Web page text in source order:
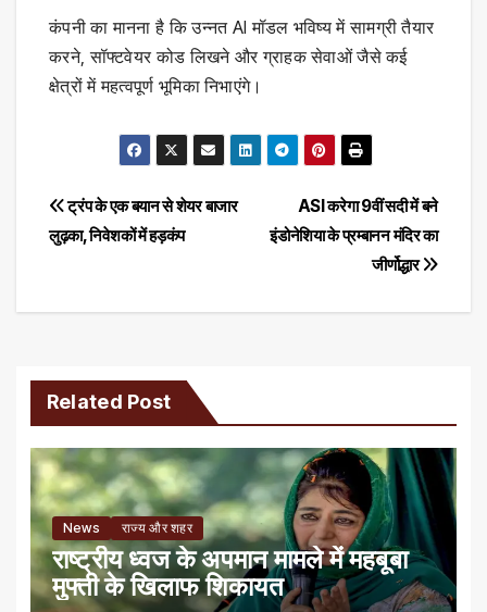
कंपनी का मानना है कि उन्नत AI मॉडल भविष्य में सामग्री तैयार
करने, सॉफ्टवेयर कोड लिखने और ग्राहक सेवाओं जैसे कई
क्षेत्रों में महत्वपूर्ण भूमिका निभाएंगे।
Post
navigation
ASI करेगा 9वीं सदी में बने
इंडोनेशिया के प्रम्बानन मंदिर का
जीर्णोद्धार
ट्रंप के एक बयान से शेयर बाजार
लुढ़का, निवेशकों में हड़कंप
Related Post
News राज्य और शहर
राष्ट्रीय ध्वज के अपमान मामले में महबूबा
मुफ्ती के खिलाफ शिकायत